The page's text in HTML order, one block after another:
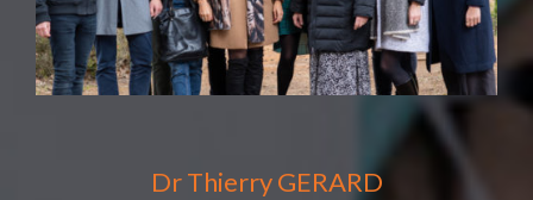
Dr Thierry GERARD